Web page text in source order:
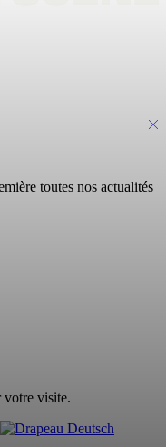
toutes nos actualités
votre visite.